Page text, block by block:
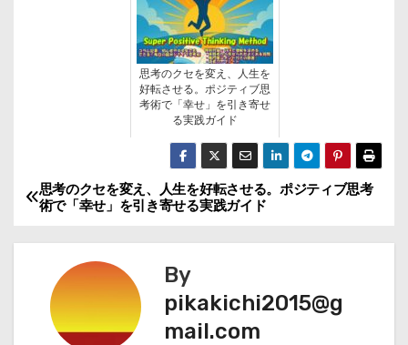
思考のクセを変え、人生を
好転させる。ポジティブ思
考術で「幸せ」を引き寄せ
る実践ガイド
投
稿
ビ
思考のクセを変え、人生を好転させる。ポジティブ思考
術で「幸せ」を引き寄せる実践ガイド
By
pikakichi2015@g
mail.com